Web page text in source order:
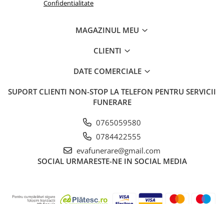
Confidentialitate
MAGAZINUL MEU
CLIENTI
DATE COMERCIALE
SUPORT CLIENTI NON-STOP LA TELEFON PENTRU SERVICII
FUNERARE
0765059580
0784422555
evafunerare@gmail.com
SOCIAL URMARESTE-NE IN SOCIAL MEDIA